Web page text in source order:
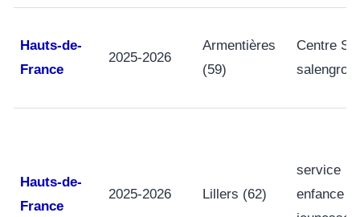
Hauts-de-
France
2025-2026
Armentières
(59)
Centre
salengro
Hauts-de-
France
2025-2026 Lillers (62)
service
enfance